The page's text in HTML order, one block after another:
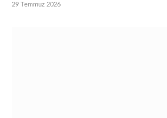
29 Temmuz 2026